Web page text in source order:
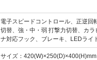
電子スピードコントロール、正逆回
切替、強・中・弱 打撃力切替、カラ
ナ対応フック、ブレーキ、LEDライ
サイズ：420(W)×250(D)×400(H)mm